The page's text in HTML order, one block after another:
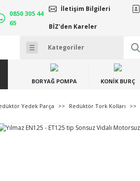
0850 305 44
65
İletişim Bilgileri
BİZ'den Kareler
BORYAĞ POMPA KONİK BURÇ
Yedek Parça Redüktör Tork Kolları